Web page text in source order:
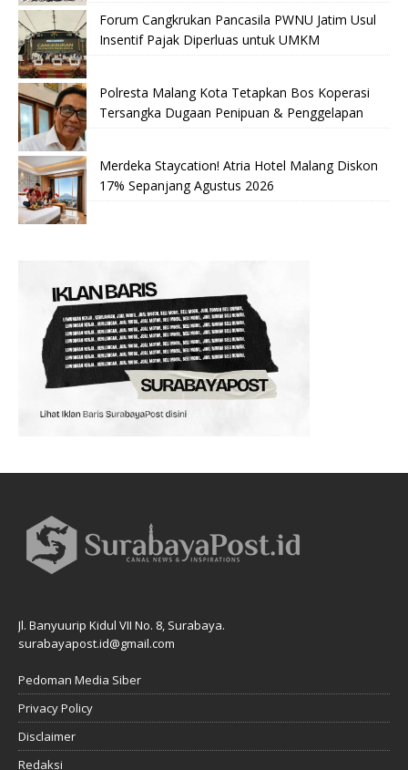
Forum Cangkrukan Pancasila PWNU Jatim Usul
Insentif Pajak Diperluas untuk UMKM
Polresta Malang Kota Tetapkan Bos Koperasi
Tersangka Dugaan Penipuan & Penggelapan
Merdeka Staycation! Atria Hotel Malang Diskon
17% Sepanjang Agustus 2026
Jl. Banyuurip Kidul VII No. 8, Surabaya.
surabayapost.id@gmail.com
Pedoman Media Siber
Privacy Policy
Disclaimer
Redaksi